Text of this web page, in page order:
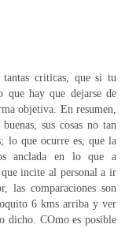
criticas, que si tu
hay que dejarse de
objetiva. En resumen,
sus cosas no tan
lo que ocurre es, que la
anclada en lo que a
incite al personal a ir
las comparaciones son
6 kms arriba y ver
dicho. COmo es posible